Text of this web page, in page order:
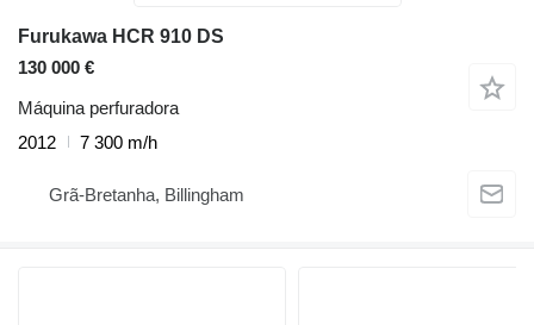
Furukawa HCR 910 DS
130 000 €
Máquina perfuradora
2012
7 300 m/h
Grã-Bretanha, Billingham